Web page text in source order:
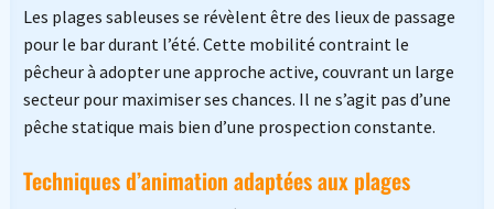
Les plages sableuses se révèlent être des lieux de passage
pour le bar durant l’été. Cette mobilité contraint le
pêcheur à adopter une approche active, couvrant un large
secteur pour maximiser ses chances. Il ne s’agit pas d’une
pêche statique mais bien d’une prospection constante.
Techniques d’animation adaptées aux plages